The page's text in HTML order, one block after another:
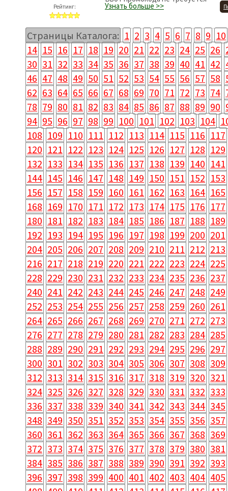
Рейтинг: Узнать больше >>
Страницы Каталога: 1 2 3 4 5 6 7 8 9 10
14 15 16 17 18 19 20 21 22 23 24 25 26
30 31 32 33 34 35 36 37 38 39 40 41 42
46 47 48 49 50 51 52 53 54 55 56 57 58
62 63 64 65 66 67 68 69 70 71 72 73 74
78 79 80 81 82 83 84 85 86 87 88 89 90
94 95 96 97 98 99 100 101 102 103 104
108 109 110 111 112 113 114 115 116 117
120 121 122 123 124 125 126 127 128 129
132 133 134 135 136 137 138 139 140 141
144 145 146 147 148 149 150 151 152 153
156 157 158 159 160 161 162 163 164 165
168 169 170 171 172 173 174 175 176 177
180 181 182 183 184 185 186 187 188 189
192 193 194 195 196 197 198 199 200 201
204 205 206 207 208 209 210 211 212 213
216 217 218 219 220 221 222 223 224 225
228 229 230 231 232 233 234 235 236 237
240 241 242 243 244 245 246 247 248 249
252 253 254 255 256 257 258 259 260 261
264 265 266 267 268 269 270 271 272 273
276 277 278 279 280 281 282 283 284 285
288 289 290 291 292 293 294 295 296 297
300 301 302 303 304 305 306 307 308 309
312 313 314 315 316 317 318 319 320 321
324 325 326 327 328 329 330 331 332 333
336 337 338 339 340 341 342 343 344 345
348 349 350 351 352 353 354 355 356 357
360 361 362 363 364 365 366 367 368 369
372 373 374 375 376 377 378 379 380 381
384 385 386 387 388 389 390 391 392 393
396 397 398 399 400 401 402 403 404 405